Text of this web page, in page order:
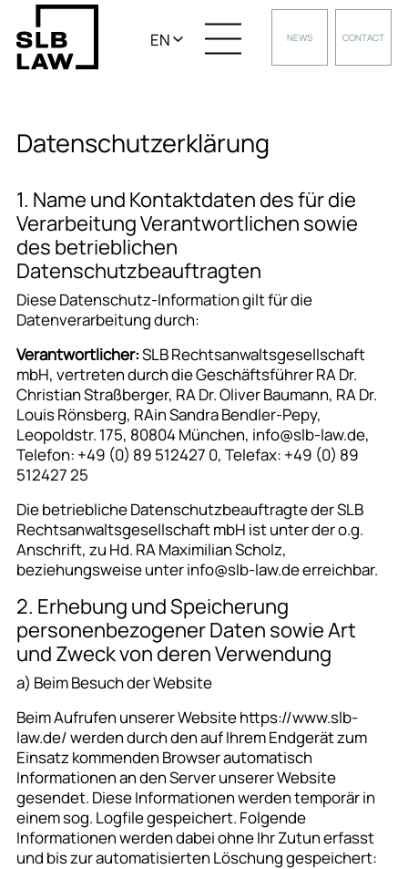
EN NEWS CONTACT
Datenschutzerklärung
1. Name und Kontaktdaten des für die
Verarbeitung Verantwortlichen sowie
des betrieblichen
Datenschutzbeauftragten
Diese Datenschutz-Information gilt für die
Datenverarbeitung durch:
Verantwortlicher:SLB Rechtsanwaltsgesellschaft
mbH, vertreten durch die Geschäftsführer RA Dr.
Christian Straßberger, RA Dr. Oliver Baumann, RA Dr.
Louis Rönsberg, RAin Sandra Bendler-Pepy,
Leopoldstr. 175, 80804 München, info@slb-law.de,
Telefon: +49 (0) 89 512427 0, Telefax: +49 (0) 89
512427 25
Die betriebliche Datenschutzbeauftragte der SLB
Rechtsanwaltsgesellschaft mbH ist unter der o.g.
Anschrift, zu Hd. RA Maximilian Scholz,
beziehungsweise unter info@slb-law.de erreichbar.
2. Erhebung und Speicherung
personenbezogener Daten sowie Art
und Zweck von deren Verwendung
a) Beim Besuch der Website
Beim Aufrufen unserer Website https://www.slb-
law.de/ werden durch den auf Ihrem Endgerät zum
Einsatz kommenden Browser automatisch
Informationen an den Server unserer Website
gesendet. Diese Informationen werden temporär in
einem sog. Logfile gespeichert. Folgende
Informationen werden dabei ohne Ihr Zutun erfasst
und bis zur automatisierten Löschung gespeichert: